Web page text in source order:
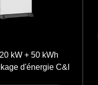
kW + 50 kWh
d'énergie C&I